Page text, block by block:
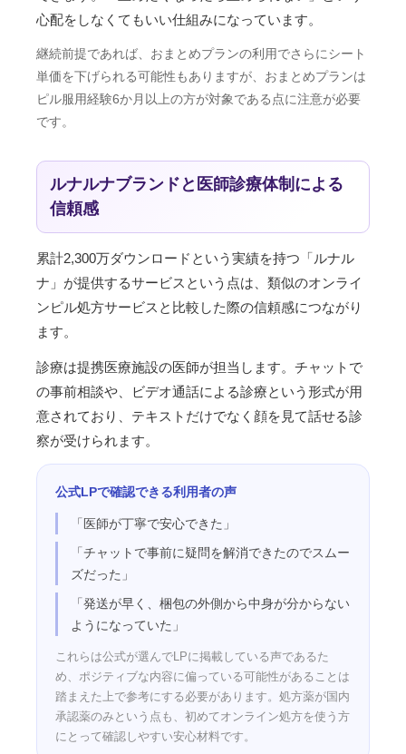
心配をしなくてもいい仕組みになっています。
継続前提であれば、おまとめプランの利用でさらにシート
単価を下げられる可能性もありますが、おまとめプランは
ピル服用経験6か月以上の方が対象である点に注意が必要
です。
ルナルナブランドと医師診療体制による
信頼感
累計2,300万ダウンロードという実績を持つ「ルナル
ナ」が提供するサービスという点は、類似のオンライ
ンピル処方サービスと比較した際の信頼感につながり
ます。
診療は提携医療施設の医師が担当します。チャットで
の事前相談や、ビデオ通話による診療という形式が用
意されており、テキストだけでなく顔を見て話せる診
察が受けられます。
公式LPで確認できる利用者の声
「医師が丁寧で安心できた」
「チャットで事前に疑問を解消できたのでスムー
ズだった」
「発送が早く、梱包の外側から中身が分からない
ようになっていた」
これらは公式が選んでLPに掲載している声であるた
め、ポジティブな内容に偏っている可能性があることは
踏まえた上で参考にする必要があります。処方薬が国内
承認薬のみという点も、初めてオンライン処方を使う方
にとって確認しやすい安心材料です。